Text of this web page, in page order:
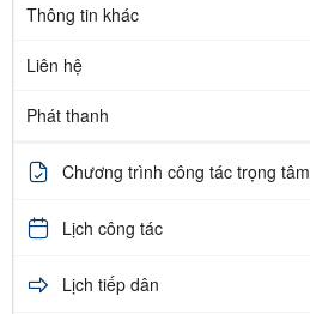
Thông tin khác
Liên hệ
Phát thanh
Chương trình công tác trọng tâm
Lịch công tác
Lịch tiếp dân